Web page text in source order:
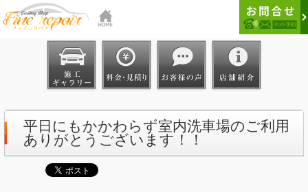
平日にもかかわらず室内洗車場のご利用
ありがとうございます！！